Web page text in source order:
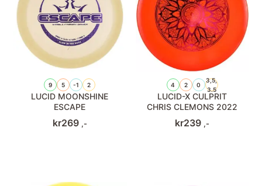
9 5 -1 2
LUCID MOONSHINE
ESCAPE
kr269 ,-
4 2 0
3,5,
3.5
LUCID-X CULPRIT
CHRIS CLEMONS 2022
kr239 ,-